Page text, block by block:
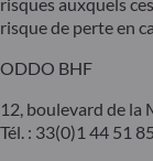
risques auxquels
risque de perte en
ODDO BHF
12, boulevard de la
Tél. : 33(0)1 44 51